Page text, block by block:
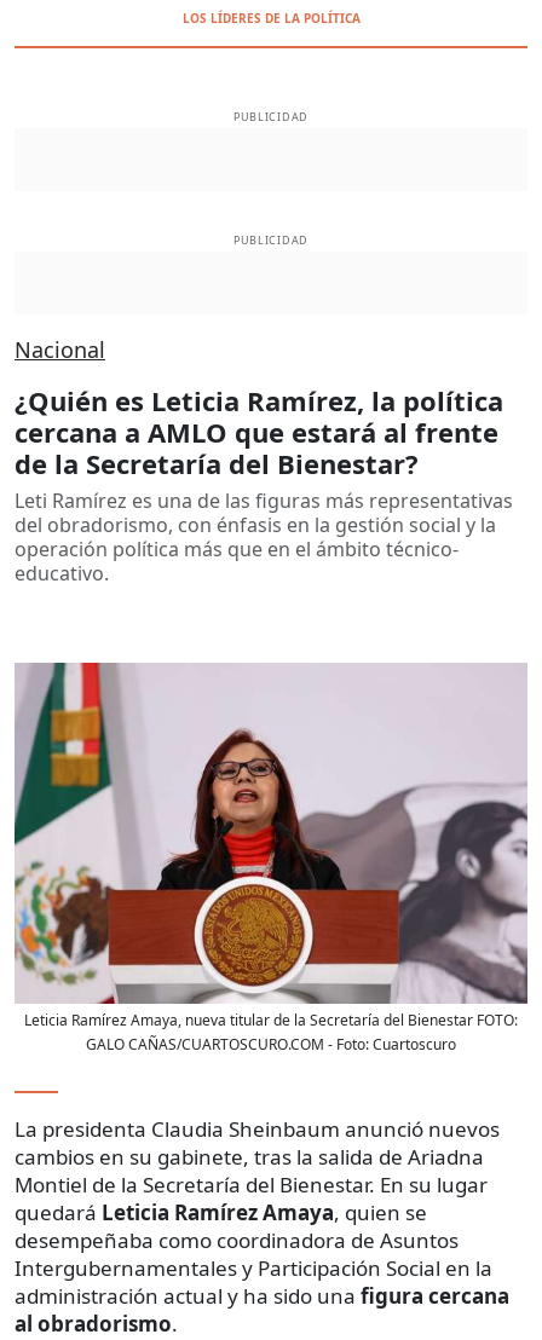
LOS LÍDERES DE LA POLÍTICA
PUBLICIDAD
PUBLICIDAD
Nacional
¿Quién es Leticia Ramírez, la política
cercana a AMLO que estará al frente
de la Secretaría del Bienestar?
Leti Ramírez es una de las figuras más representativas
del obradorismo, con énfasis en la gestión social y la
operación política más que en el ámbito técnico-
educativo.
Leticia Ramírez Amaya, nueva titular de la Secretaría del Bienestar FOTO:
GALO CAÑAS/CUARTOSCURO.COM - Foto:Cuartoscuro
La presidenta Claudia Sheinbaum anunció nuevos
cambios en su gabinete, tras la salida de Ariadna
Montiel de la Secretaría del Bienestar. En su lugar
quedará Leticia Ramírez Amaya, quien se
desempeñaba como coordinadora de Asuntos
Intergubernamentales y Participación Social en la
administración actual y ha sido una figura cercana
al obradorismo.